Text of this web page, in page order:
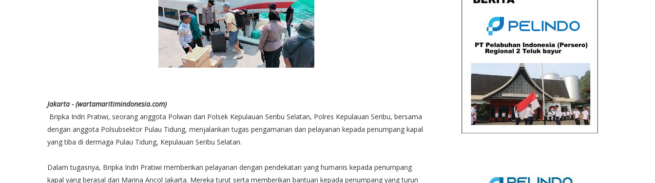
Jakarta - (wartamaritimindonesia.com)
Bripka Indri Pratiwi, seorang anggota Polwan dari Polsek Kepulauan Seribu Selatan, Polres Kepulauan Seribu, bersama
dengan anggota Polsubsektor Pulau Tidung, menjalankan tugas pengamanan dan pelayanan kepada penumpang kapal
yang tiba di dermaga Pulau Tidung, Kepulauan Seribu Selatan.
Dalam tugasnya, Bripka Indri Pratiwi memberikan pelayanan dengan pendekatan yang humanis kepada penumpang
kapal yang berasal dari Marina Ancol Jakarta. Mereka turut serta memberikan bantuan kepada penumpang yang turun